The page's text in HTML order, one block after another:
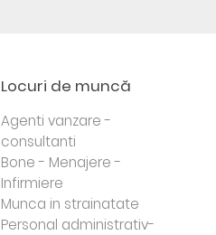
Locuri de muncă
Agenti vanzare -
consultanti
Bone - Menajere -
Infirmiere
Munca in strainatate
Personal administrativ-